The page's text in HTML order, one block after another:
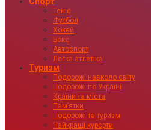
Теніс
Футбол
Хокей
Бокс
Автоспорт
Легка атлетіка
Туризм
Подорожі навколо світу
Подорожі по Україні
Країни та міста
Пам’ятки
Подорожі та туризм
Найкращі курорти